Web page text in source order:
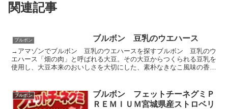
関連記事
ブルボン ブルボン 豆乳のウエハース
→アマゾンでブルボン 豆乳のウエハースを探すブルボン 豆乳のウ
エハース「畑の肉」と呼ばれる大豆。その大豆からつくられる豆乳を
使用し、大豆本来のおいしさを大切にした、素朴なきなこ風味の香ば
ブルボン
ブルボン フェットチーネグミＰ
ＲＥＭＩＵＭ宮城県産ストロベリ